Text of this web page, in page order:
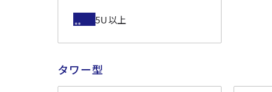
5U以上
タワー型